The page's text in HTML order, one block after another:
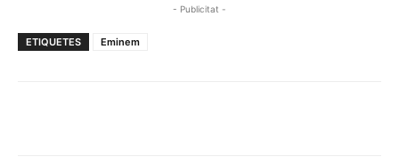
- Publicitat -
ETIQUETES Eminem